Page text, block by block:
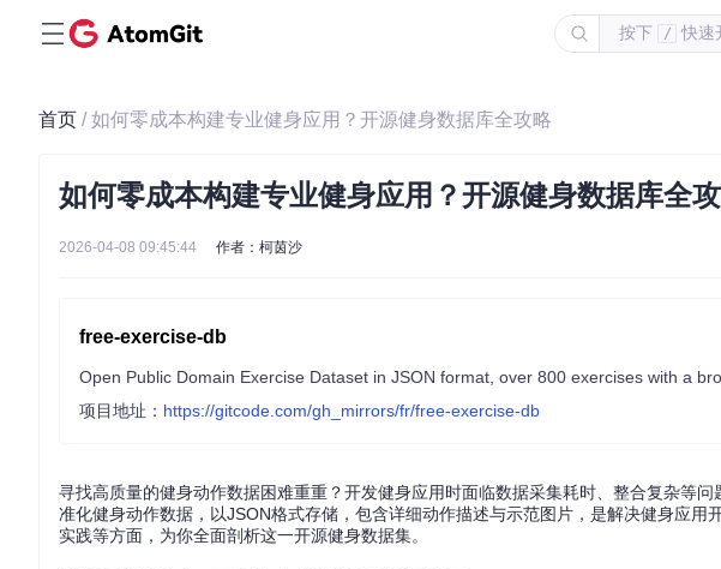
按下 / 快速
首页 / 如何零成本构建专业健身应用？开源健身数据库全攻略
如何零成本构建专业健身应用？开源健身数据库全
2026-04-08 09:45:44 作者：柯茵沙
free-exercise-db
Open Public Domain Exercise Dataset in JSON format, over 800 exercises with a
项目地址： https://gitcode.com/gh_mirrors/fr/free-exercise-db
寻找高质量的健身动作数据困难重重？开发健身应用时面临数据采集耗时、整合复杂等
准化健身动作数据，以JSON格式存储，包含详细动作描述与示范图片，是解决健身应
实践等方面，为你全面剖析这一开源健身数据集。